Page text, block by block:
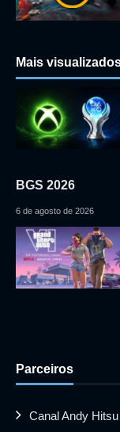
Mais
BGS 2026
6 de agosto de 2026
Parceiros
Canal Andy